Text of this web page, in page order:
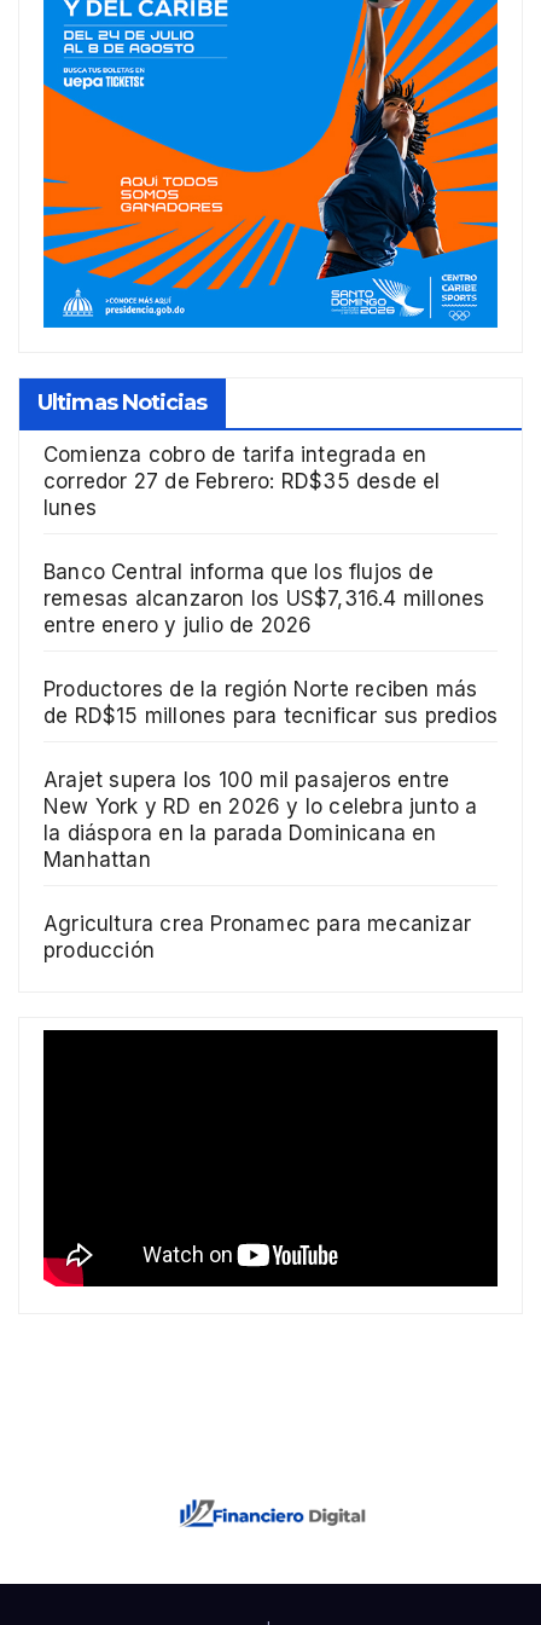
Ultimas Noticias
Comienza cobro de tarifa integrada en
corredor 27 de Febrero: RD$35 desde el
lunes
Banco Central informa que los flujos de
remesas alcanzaron los US$7,316.4 millones
entre enero y julio de 2026
Productores de la región Norte reciben más
de RD$15 millones para tecnificar sus predios
Arajet supera los 100 mil pasajeros entre
New York y RD en 2026 y lo celebra junto a
la diáspora en la parada Dominicana en
Manhattan
Agricultura crea Pronamec para mecanizar
producción